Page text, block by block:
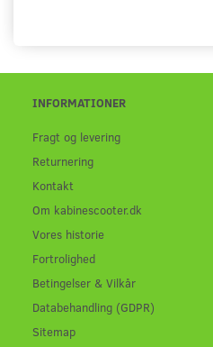
INFORMATIONER
Fragt og levering
Returnering
Kontakt
Om kabinescooter.dk
Vores historie
Fortrolighed
Betingelser & Vilkår
Databehandling (GDPR)
Sitemap